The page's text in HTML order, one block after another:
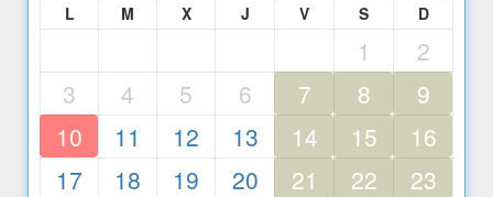
L
M X J V S D
1
2
3
4 5 6 7 8
9
10
11 12 13 14 15
16
17
18 19 20 21 22
23